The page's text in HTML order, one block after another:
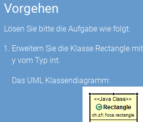
Vorgehen
Lösen Sie bitte die Aufgabe wie folgt:
Erweitern Sie die Klasse Rectangle
y vom Typ int.
Das UML Klassendiagramm: